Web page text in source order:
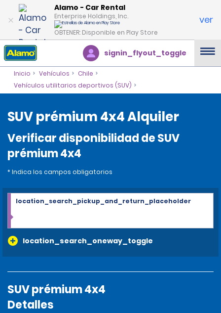
Alamo - Car Rental
Enterprise Holdings, Inc.
OBTENER: Disponible en Play Store
ver
signin_flyout_toggle
Inicio Vehículos
Chile
Vehículos utilitarios deportivos (SUV)
SUV prémium 4x4 Alquiler
Verificar disponibilidad de SUV
prémium 4x4
* Indica los campos obligatorios
location_search_oneway_toggle
location_search_pickup_and_return_placeholder
SUV prémium 4x4
Detalles